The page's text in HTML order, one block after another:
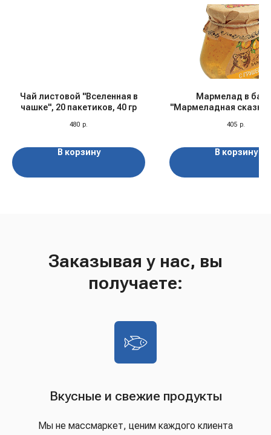
Чай листовой "Вселенная в
чашке", 20 пакетиков, 40 гр
480 р.
В корзину
Мармелад в
"Мармеладная
405 р.
В корзину
Заказывая у нас, вы
получаете:
Вкусные и свежие продукты
Мы не массмаркет, ценим каждого клиента